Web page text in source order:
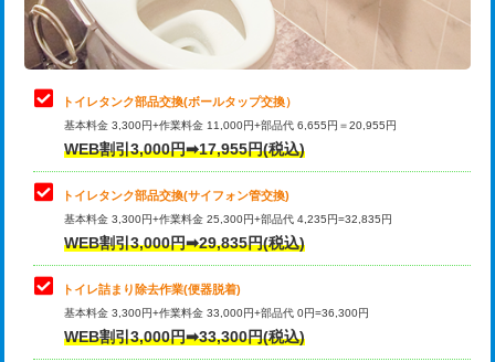
トイレタンク部品交換(ボールタップ交換）
基本料金 3,300円+作業料金 11,000円+部品代 6,655円＝20,955円
WEB割引3,000円➡17,955円(税込)
トイレタンク部品交換(サイフォン管交換)
基本料金 3,300円+作業料金 25,300円+部品代 4,235円=32,835円
WEB割引3,000円➡29,835円(税込)
トイレ詰まり除去作業(便器脱着)
基本料金 3,300円+作業料金 33,000円+部品代 0円=36,300円
WEB割引3,000円➡33,300円(税込)